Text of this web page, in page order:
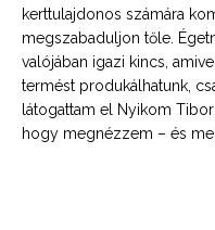
kerttulajdonos számára
megszabaduljon tőle.
valójában igazi kincs,
termést produkálhatunk,
látogattam el Nyikom
hogy megnézzem – és